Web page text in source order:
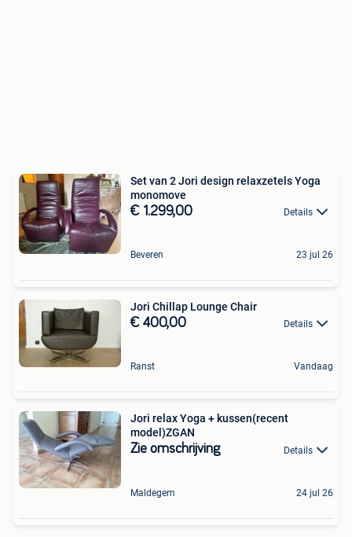
Set van 2 Jori design relaxzetels Yoga
monomove
€ 1.299,00 Details
Beveren 23 jul 26
Jori Chillap Lounge Chair
€ 400,00 Details
Ranst Vandaag
Jori relax Yoga + kussen(recent
model)ZGAN
Zie omschrijving Details
Maldegem 24 jul 26